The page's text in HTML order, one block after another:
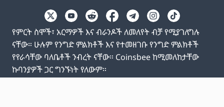
የምርት ስሞች፣ አርማዎች እና ብራንዶች ለመለየት ብቻ የሚያገለግሉ
ናቸው። ሁሉም የንግድ ምልክቶች እና የተመዘገቡ የንግድ ምልክቶች
የየራሳቸው ባለቤቶች ንብረት ናቸው። Coinsbee ከሚመለከታቸው
ኩባንያዎች ጋር ግንኙነት የለውም።